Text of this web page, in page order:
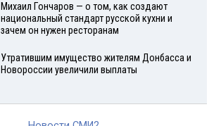
Михаил Гончаров — о том, как создают
национальный стандарт русской кухни и
зачем он нужен ресторанам
Утратившим имущество жителям Донбасса и
Новороссии увеличили выплаты